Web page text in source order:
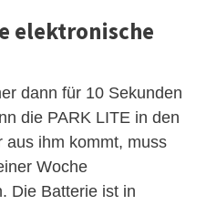
elektronische
dann für 10 Sekunden
die PARK LITE in den
aus ihm kommt, muss
Woche
Die Batterie ist in